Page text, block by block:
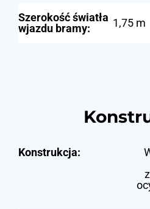
Szerokość światła
wjazdu bramy:
1,75 m
Konstrukcja: